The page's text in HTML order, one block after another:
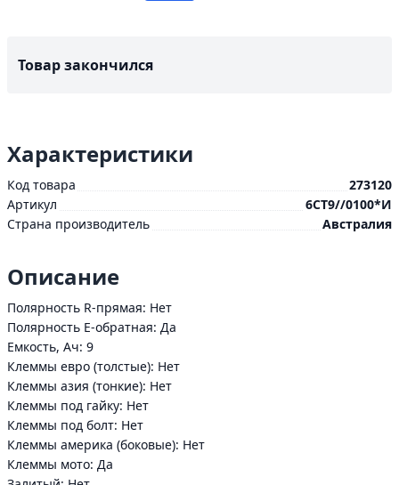
Товар закончился
Характеристики
Код товара
273120
Артикул
6СТ9//0100*И
Страна производитель
Австралия
Описание
Полярность R-прямая: Нет
Полярность Е-обратная: Да
Емкость, Aч: 9
Клеммы евро (толстые): Нет
Клеммы азия (тонкие): Нет
Клеммы под гайку: Нет
Клеммы под болт: Нет
Клеммы америка (боковые): Нет
Клеммы мото: Да